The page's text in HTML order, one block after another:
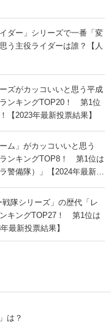
ダー」シリーズで一番「変
う主役ライダーは誰？【人
ズがカッコいいと思う平成
ンキングTOP20！ 第1位
【2023年最新投票結果】
ム」がカッコいいと思う
ランキングTOP8！ 第1位は
警備隊）」【2024年最新投
戦隊シリーズ」の歴代「レ
キングTOP27！ 第1位は
最新投票結果】
は？